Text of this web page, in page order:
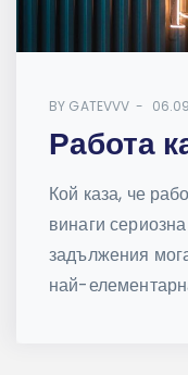
BY GATEVVV
Работа
Кой каза, че
винаги
задължения
най-